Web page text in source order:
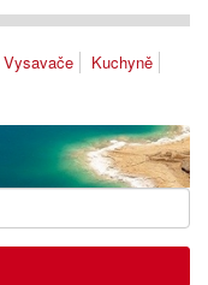
Vysavače
Kuchyně